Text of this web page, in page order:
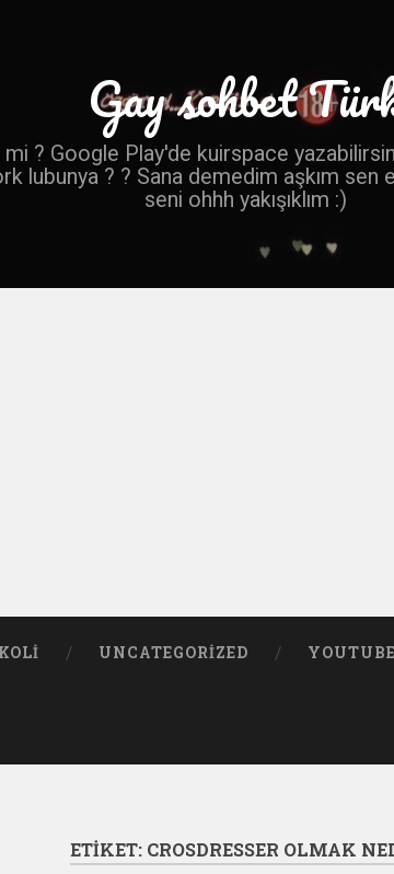
Gay sohbet
? Google Play'de kuirspace yazabilirsin
lubunya ? ? Sana demedim aşkım
seni ohhh yakışıklım :)
UNCATEGORIZED
ETIKET: CROSDRESSER OLMAK